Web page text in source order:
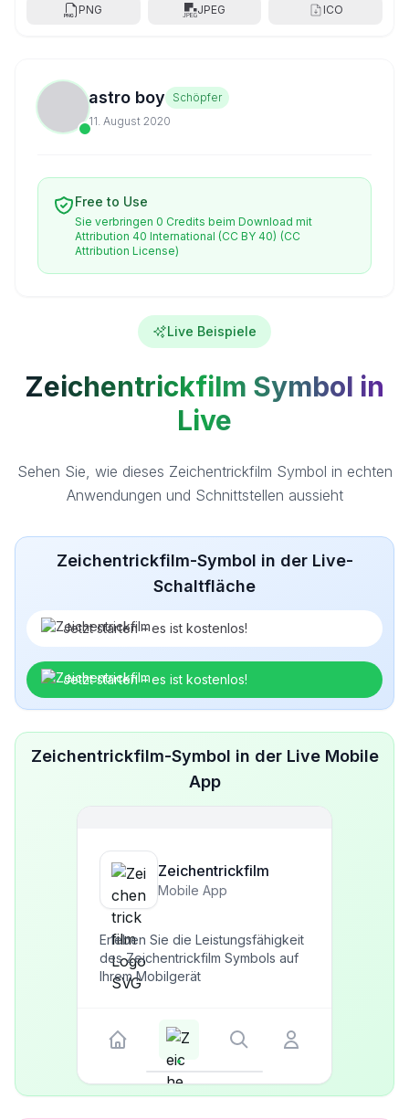
PNG JPEG ICO
astro boy
Schöpfer
11. August 2020
Free to Use
Sie verbringen 0 Credits beim Download mit
Attribution 40 International (CC BY 40) (CC
Attribution License)
Live Beispiele
Zeichentrickfilm Symbol in
Live
Sehen Sie, wie dieses Zeichentrickfilm Symbol in echten
Anwendungen und Schnittstellen aussieht
Zeichentrickfilm-Symbol in der Live-
Schaltfläche
Jetzt starten – es ist kostenlos!
Jetzt starten – es ist kostenlos!
Zeichentrickfilm-Symbol in der Live Mobile
App
Zeichentrickfilm
Mobile App
Erleben Sie die Leistungsfähigkeit
des Zeichentrickfilm Symbols auf
Ihrem Mobilgerät